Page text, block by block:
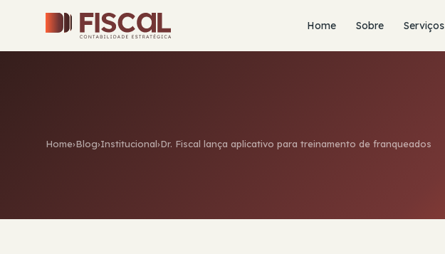
Home Sobre Serviços
Home›Blog›Institucional›Dr. Fiscal lança aplicativo para treinamento de franqueados